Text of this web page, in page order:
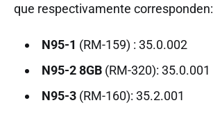
que respectivamente corresponden:
N95-1 (RM-159) : 35.0.002
N95-2 8GB(RM-320): 35.0.001
N95-3(RM-160): 35.2.001